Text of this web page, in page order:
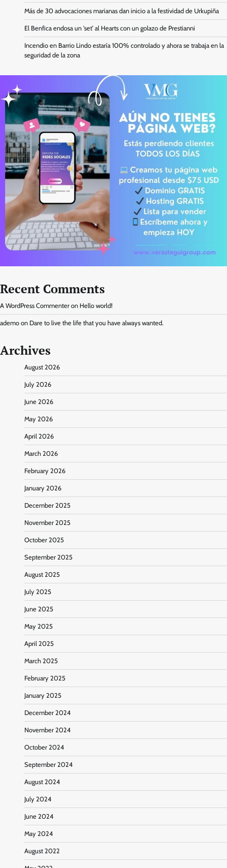
Más de 30 advocaciones marianas dan inicio a la festividad de Urkupiña
El Benfica endosa un ‘set’ al Hearts con un golazo de Prestianni
Incendio en Barrio Lindo estaría 100% controlado y ahora se trabaja en la
seguridad de la zona
Recent Comments
A WordPress Commenter on Hello world!
ademo on Dare to live the life that you have always wanted.
Archives
August 2026
July 2026
June 2026
May 2026
April 2026
March 2026
February 2026
January 2026
December 2025
November 2025
October 2025
September 2025
August 2025
July 2025
June 2025
May 2025
April 2025
March 2025
February 2025
January 2025
December 2024
November 2024
October 2024
September 2024
August 2024
July 2024
June 2024
May 2024
August 2022